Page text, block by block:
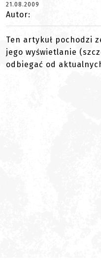
21.08.2009
Autor:
Ten artykuł pochodzi
jego wyświetlanie
odbiegać od